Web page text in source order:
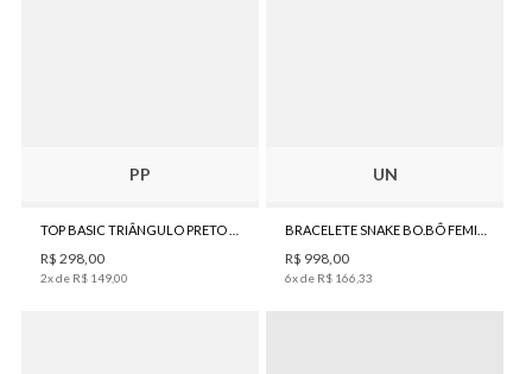
PP
R$ 298 00
2x de R$ 14900
UN
R$ 998 00
6x de R$ 166 33